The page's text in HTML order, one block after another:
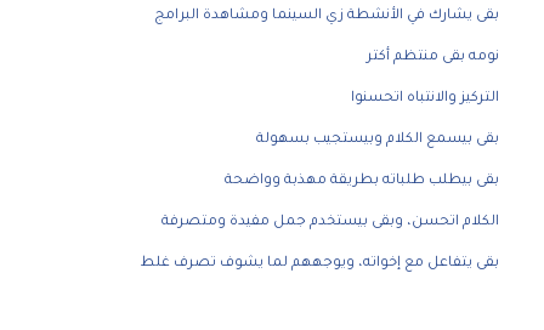
بقى يشارك في الأنشطة زي السينما ومشاهدة البرامج
نومه بقى منتظم أكتر
التركيز والانتباه اتحسنوا
بقى بيسمع الكلام وبيستجيب بسهولة
بقى بيطلب طلباته بطريقة مهذبة وواضحة
الكلام اتحسن، وبقى بيستخدم جمل مفيدة ومتصرفة
بقى يتفاعل مع إخواته، ويوجههم لما يشوف تصرف غلط